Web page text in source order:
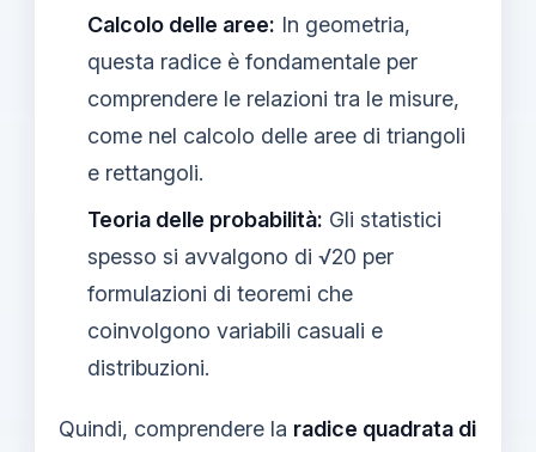
Calcolo delle aree: In geometria,
questa radice è fondamentale per
comprendere le relazioni tra le misure,
come nel calcolo delle aree di triangoli
e rettangoli.
Teoria delle probabilità: Gli statistici
spesso si avvalgono di √20 per
formulazioni di teoremi che
coinvolgono variabili casuali e
distribuzioni.
Quindi, comprendere la radice quadrata di